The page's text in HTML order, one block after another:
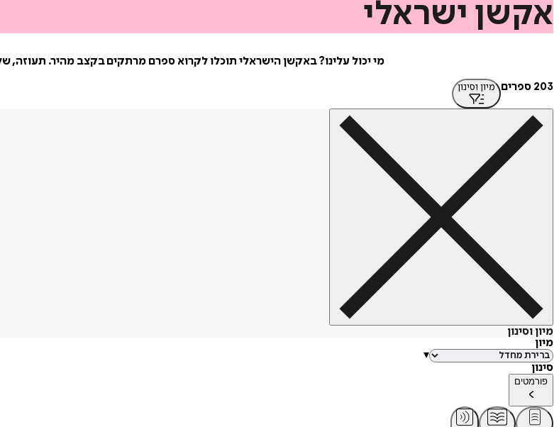
אקשן ישראלי
מי יכול עלינו? באקשן הישראלי תוכלו לקרוא ספרם מרתקים בקצב מהיר. תעוזה,
203 ספרים
מיון וסינון
מיון וסינון
מיון
▾
סינון
פורמטים